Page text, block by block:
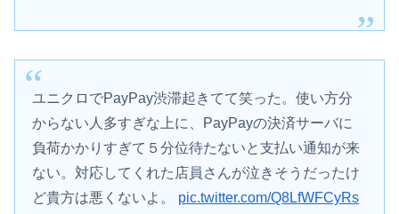
ユニクロでPayPay渋滞起きてて笑った。使い方分
からない人多すぎな上に、PayPayの決済サーバに
負荷かかりすぎて５分位待たないと支払い通知が来
ない。対応してくれた店員さんが泣きそうだったけ
ど貴方は悪くないよ。 pic.twitter.com/Q8LfWFCyRs